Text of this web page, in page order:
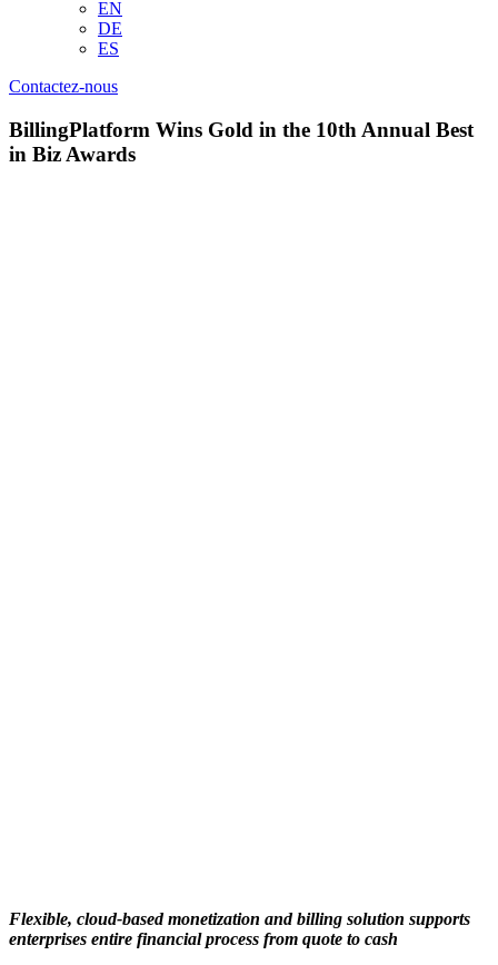
EN
DE
ES
Contactez-nous
BillingPlatform Wins Gold in the 10th Annual Best
in Biz Awards
Flexible, cloud-based monetization and billing solution supports
enterprises entire financial process from quote to cash